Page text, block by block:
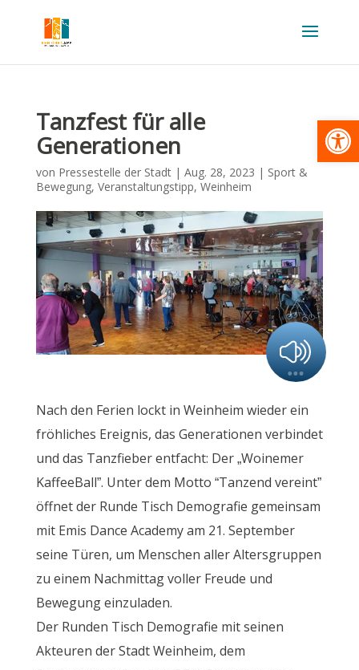
Tanzfest für alle
Generationen
von Pressestelle der Stadt| Aug. 28, 2023 | Sport &
Bewegung, Veranstaltungstipp, Weinheim
Nach den Ferien lockt in Weinheim wieder ein
fröhliches Ereignis, das Generationen verbindet
und das Tanzfieber entfacht: Der „Woinemer
KaffeeBall”. Unter dem Motto “Tanzend vereint”
öffnet der Runde Tisch Demografie gemeinsam
mit Emis Dance Academy am 21. September
seine Türen, um Menschen aller Altersgruppen
zu einem Nachmittag voller Freude und
Bewegung einzuladen.
Der Runden Tisch Demografie mit seinen
Akteuren der Stadt Weinheim, dem